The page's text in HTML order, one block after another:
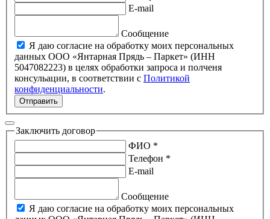
E-mail
Сообщение
Я даю согласие на обработку моих персональных
данных ООО «Янтарная Прядь – Паркет» (ИНН
5047082223) в целях обработки запроса и полченя
консульации, в соответствии с Политикой
конфиденциальности.
Отправить
Заключить договор
ФИО *
Телефон *
E-mail
Сообщение
Я даю согласие на обработку моих персональных